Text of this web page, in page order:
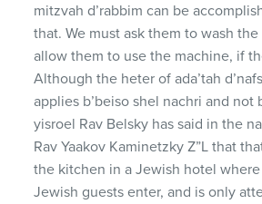
mitzvah d’rabbim can be
that. We must ask them to wash the
allow them to use the machine, if
Although the heter of ada’tah
applies b’beiso shel nachri and not
yisroel Rav Belsky has said in the
Rav Yaakov Kaminetzky Z”L that
the kitchen in a Jewish hotel
Jewish guests enter, and is only